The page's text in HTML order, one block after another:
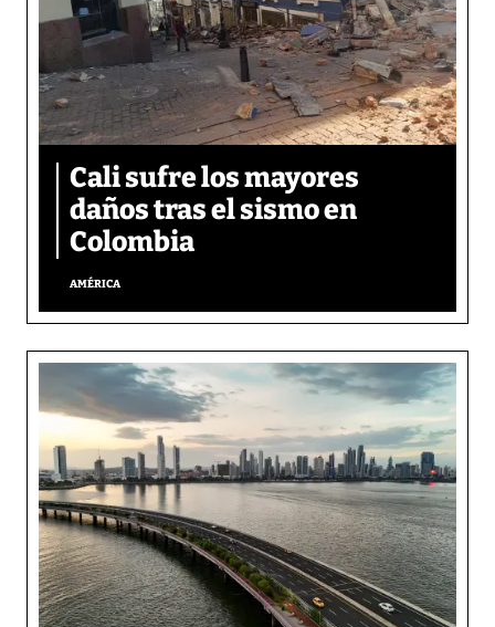
Cali sufre los mayores
daños tras el sismo en
Colombia
AMÉRICA